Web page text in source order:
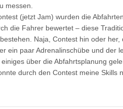
messen.
(jetzt Jam) wurden die
die Fahrer bewertet – diese
Naja, Contest hin oder her,
ein paar Adrenalinschübe und der
über die Abfahrtsplanung
durch den Contest meine Skills